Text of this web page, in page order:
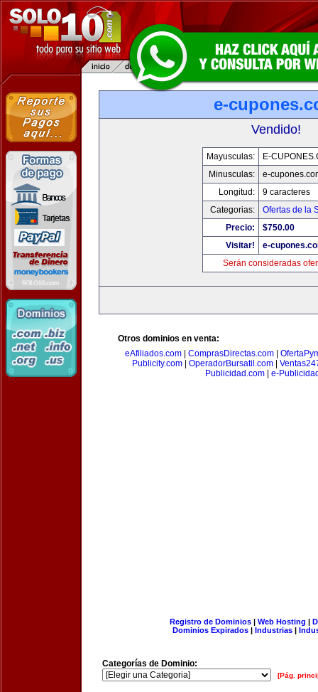
e-
Vendido!
Mayusculas:
E-
Minusculas:
e-
Longitud:
9 caracteres
Categorias:
Ofertas de la
Precio:
$750.00
Visitar!
e-
Serán consideradas
Otros dominios en venta:
eAfiliados.com| ComprasDirectas.com|
Publicity.com
OperadorBursatil.com
Publicidad.com| e-
Registro de Dominios| Web Hosting |
Dominios Expirados | Industrias |
Categorías de Dominio:
[Pág.